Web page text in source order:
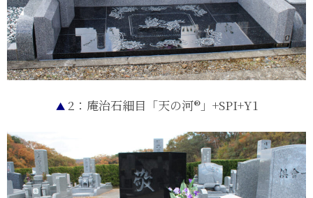
▲2：庵治石細目「天の河®」+SPI+Y1